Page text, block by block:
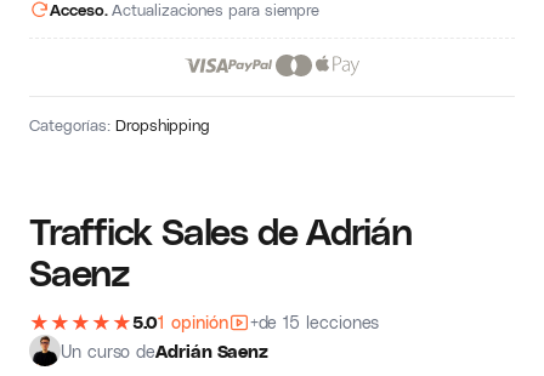
Traffick Sales de Adrián
Saenz
★ ★ ★ ★ ★5.01 opinión
+de 15 lecciones
Un curso deAdrián Saenz
Acceso.Actualizaciones para siempre
Categorías:Dropshipping